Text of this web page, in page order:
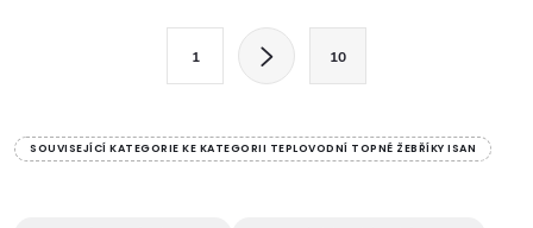
d
á
1 10
SOUVISEJÍCÍ KATEGORIE KE KATEGORII TEPLOVODNÍ TOPNÉ ŽEBŘÍKY ISAN